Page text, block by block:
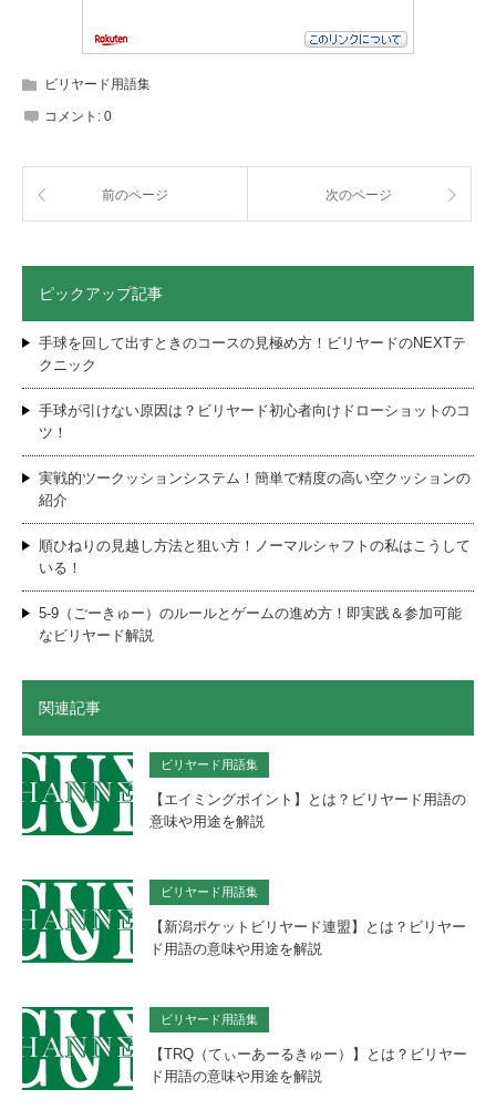
ビリヤード用語集
コメント: 0
前のページ 次のページ
ピックアップ記事
手球を回して出すときのコースの見極め方！ビリヤードのNEXTテ
クニック
手球が引けない原因は？ビリヤード初心者向けドローショットのコ
ツ！
実戦的ツークッションシステム！簡単で精度の高い空クッションの
紹介
順ひねりの見越し方法と狙い方！ノーマルシャフトの私はこうして
いる！
5-9（ごーきゅー）のルールとゲームの進め方！即実践＆参加可能
なビリヤード解説
関連記事
ビリヤード用語集
【エイミングポイント】とは？ビリヤード用語の
意味や用途を解説
ビリヤード用語集
【新潟ポケットビリヤード連盟】とは？ビリヤー
ド用語の意味や用途を解説
ビリヤード用語集
【TRQ（てぃーあーるきゅー）】とは？ビリヤー
ド用語の意味や用途を解説